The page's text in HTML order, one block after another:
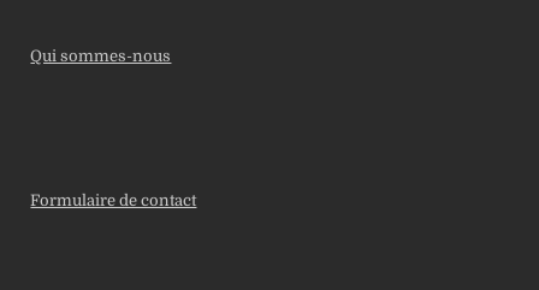
Qui sommes-nous
Formulaire de contact